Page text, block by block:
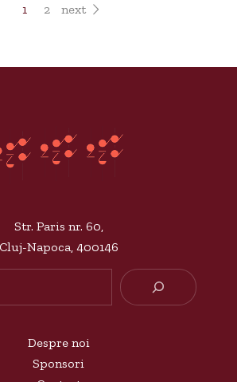
1 2 next
Str. Paris nr. 60,
Cluj-Napoca, 400146
Despre noi
Sponsori